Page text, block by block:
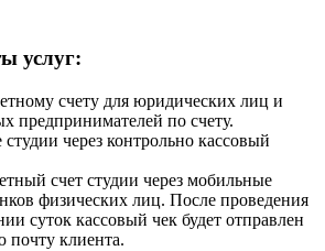
услуг:
счету для юридических лиц и
предпринимателей по счету.
через контрольно кассовый
счет студии через мобильные
физических лиц. После проведения
суток кассовый чек будет отправлен
почту клиента.